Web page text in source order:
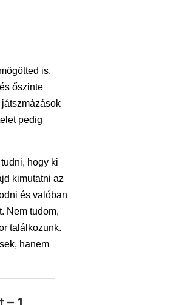
is,
őszinte
pedig
hogy ki
kimutatni az
és valóban
Nem tudom,
találkozunk.
hanem